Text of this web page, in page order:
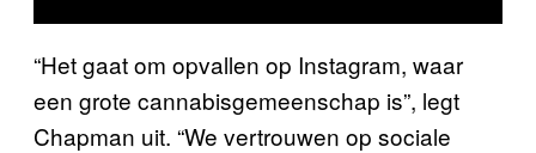
“Het gaat om opvallen op Instagram, waar
een grote cannabisgemeenschap is”, legt
Chapman uit. “We vertrouwen op sociale